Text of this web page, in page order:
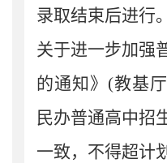
录取结束后进行。
关于进一步加强
的通知》 (教基
民办普通高中招
一致， 不得超计